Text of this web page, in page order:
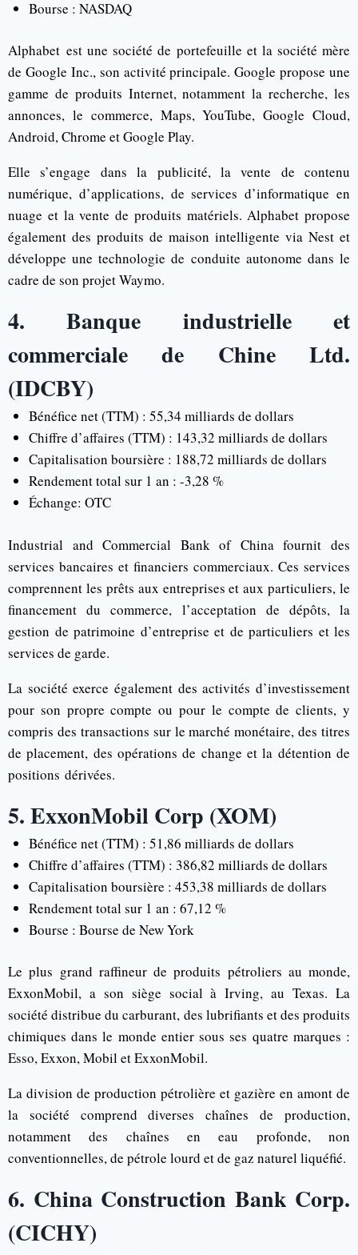
Bourse : NASDAQ
Alphabet est une société de portefeuille et la société mère
de Google Inc., son activité principale. Google propose une
gamme de produits Internet, notamment la recherche, les
annonces, le commerce, Maps, YouTube, Google Cloud,
Android, Chrome et Google Play.
Elle s’engage dans la publicité, la vente de contenu
numérique, d’applications, de services d’informatique en
nuage et la vente de produits matériels. Alphabet propose
également des produits de maison intelligente via Nest et
développe une technologie de conduite autonome dans le
cadre de son projet Waymo.
4. Banque industrielle et
commerciale de Chine Ltd.
(IDCBY)
Bénéfice net (TTM) : 55,34 milliards de dollars
Chiffre d’affaires (TTM) : 143,32 milliards de dollars
Capitalisation boursière : 188,72 milliards de dollars
Rendement total sur 1 an : -3,28 %
Échange: OTC
Industrial and Commercial Bank of China fournit des
services bancaires et financiers commerciaux. Ces services
comprennent les prêts aux entreprises et aux particuliers, le
financement du commerce, l’acceptation de dépôts, la
gestion de patrimoine d’entreprise et de particuliers et les
services de garde.
La société exerce également des activités d’investissement
pour son propre compte ou pour le compte de clients, y
compris des transactions sur le marché monétaire, des titres
de placement, des opérations de change et la détention de
positions dérivées.
5. ExxonMobil Corp (XOM)
Bénéfice net (TTM) : 51,86 milliards de dollars
Chiffre d’affaires (TTM) : 386,82 milliards de dollars
Capitalisation boursière : 453,38 milliards de dollars
Rendement total sur 1 an : 67,12 %
Bourse : Bourse de New York
Le plus grand raffineur de produits pétroliers au monde,
ExxonMobil, a son siège social à Irving, au Texas. La
société distribue du carburant, des lubrifiants et des produits
chimiques dans le monde entier sous ses quatre marques :
Esso, Exxon, Mobil et ExxonMobil.
La division de production pétrolière et gazière en amont de
la société comprend diverses chaînes de production,
notamment des chaînes en eau profonde, non
conventionnelles, de pétrole lourd et de gaz naturel liquéfié.
6. China Construction Bank Corp.
(CICHY)